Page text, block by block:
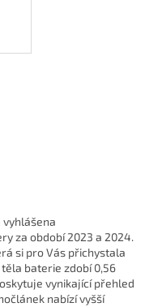
vyhlášena
za období 2023 a 2024.
si pro Vás přichystala
baterie zdobí 0,56
vynikající přehled
nabízí vyšší